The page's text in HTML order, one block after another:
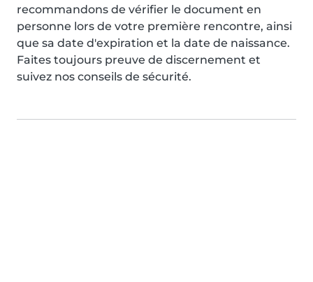
recommandons de vérifier le document en
personne lors de votre première rencontre, ainsi
que sa date d'expiration et la date de naissance.
Faites toujours preuve de discernement et
suivez nos conseils de sécurité.